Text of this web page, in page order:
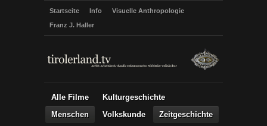
Startseite Info
Visuelle Anthropologie
Franz J. Haller
Alle Filme
Kulturgeschichte
Menschen
Volkskunde
Zeitgeschichte